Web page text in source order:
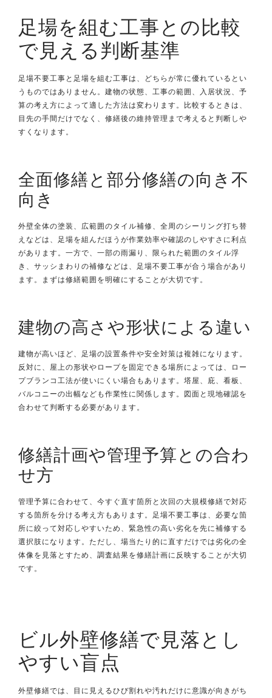
足場を組む工事との比較
で見える判断基準
足場不要工事と足場を組む工事は、どちらが常に優れているとい
うものではありません。建物の状態、工事の範囲、入居状況、予
算の考え方によって適した方法は変わります。比較するときは、
目先の手間だけでなく、修繕後の維持管理まで考えると判断しや
すくなります。
全面修繕と部分修繕の向き不
向き
外壁全体の塗装、広範囲のタイル補修、全周のシーリング打ち替
えなどは、足場を組んだほうが作業効率や確認のしやすさに利点
があります。一方で、一部の雨漏り、限られた範囲のタイル浮
き、サッシまわりの補修などは、足場不要工事が合う場合があり
ます。まずは修繕範囲を明確にすることが大切です。
建物の高さや形状による違い
建物が高いほど、足場の設置条件や安全対策は複雑になります。
反対に、屋上の形状やロープを固定できる場所によっては、ロー
プブランコ工法が使いにくい場合もあります。塔屋、庇、看板、
バルコニーの出幅なども作業性に関係します。図面と現地確認を
合わせて判断する必要があります。
修繕計画や管理予算との合わ
せ方
管理予算に合わせて、今すぐ直す箇所と次回の大規模修繕で対応
する箇所を分ける考え方もあります。足場不要工事は、必要な箇
所に絞って対応しやすいため、緊急性の高い劣化を先に補修する
選択肢になります。ただし、場当たり的に直すだけでは劣化の全
体像を見落とすため、調査結果を修繕計画に反映することが大切
です。
ビル外壁修繕で見落とし
やすい盲点
外壁修繕では、目に見えるひび割れや汚れだけに意識が向きがち